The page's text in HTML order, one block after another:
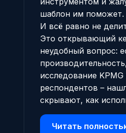
шаблон им поможет.
И всё равно не
Это открывающий
неудобный вопрос:
исследование
респондентов –
скрывают, как
Читать